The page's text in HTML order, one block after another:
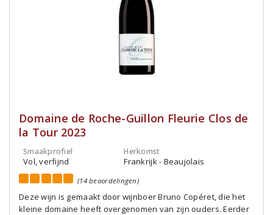
Domaine de Roche-Guillon Fleurie Clos de
la Tour 2023
Smaakprofiel
Vol, verfijnd
Herkomst
Frankrijk - Beaujolais
(14 beoordelingen)
Deze wijn is gemaakt door wijnboer Bruno Copéret, die het
kleine domaine heeft overgenomen van zijn ouders. Eerder